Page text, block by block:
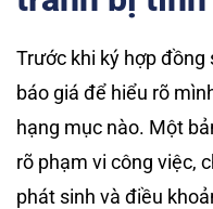
Trước khi ký hợp
báo giá để hiểu rõ
hạng mục nào. Một
rõ phạm vi công việc,
phát sinh và điều